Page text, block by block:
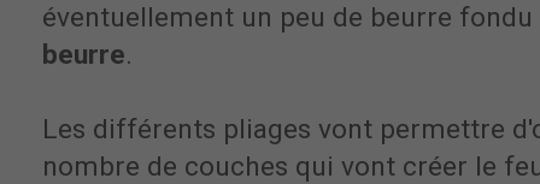
éventuellement un peu de beurre
beurre.
Les différents pliages vont permettre
nombre de couches qui vont créer le